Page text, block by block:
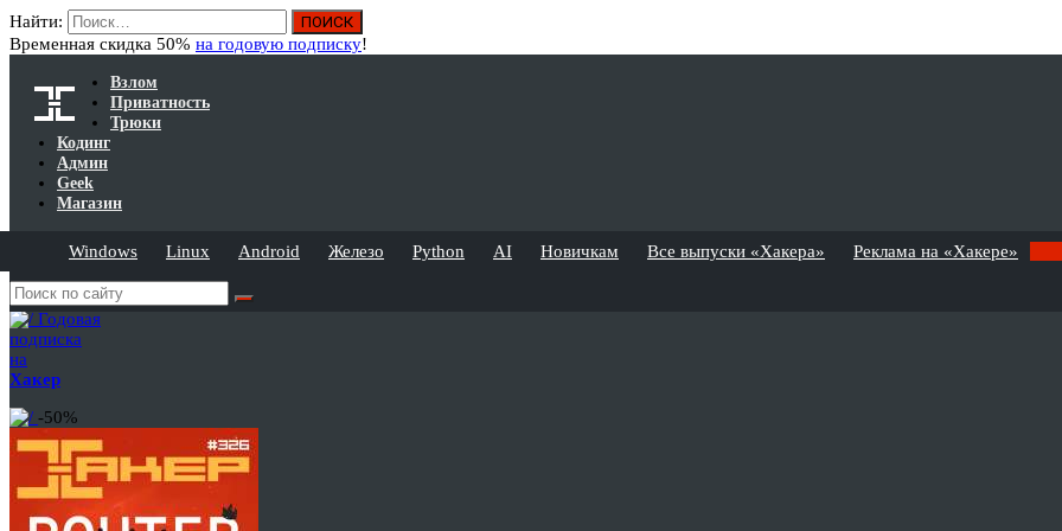
Найти:
Временная скидка 50% на годовую подписку!
Взлом
Приватность
Трюки
Кодинг
Админ
Geek
Магазин
Windows Linux Android Железо Python AI Новичкам Все выпуски «Хакера» Реклама на «Хакере»
Годовая
подписка
на
Хакер
-50%